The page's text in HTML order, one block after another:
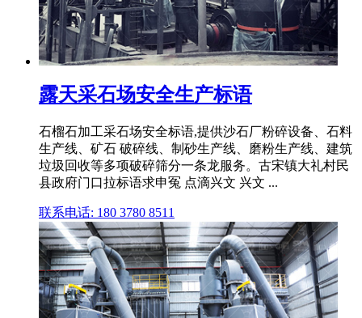
露天采石场安全生产标语
石榴石加工采石场安全标语,提供沙石厂粉碎设备、石料
生产线、矿石 破碎线、制砂生产线、磨粉生产线、建筑
垃圾回收等多项破碎筛分一条龙服务。古宋镇大礼村民
县政府门口拉标语求申冤 点滴兴文 兴文 ...
联系电话: 180 3780 8511